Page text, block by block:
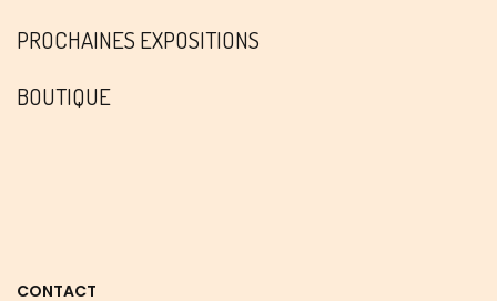
PROCHAINES EXPOSITIONS
BOUTIQUE
CONTACT